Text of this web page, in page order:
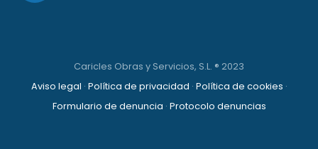
Caricles Obras y Servicios, S.L. ® 2023
Aviso legal · Política de privacidad · Política de cookies ·
Formulario de denuncia · Protocolo denuncias